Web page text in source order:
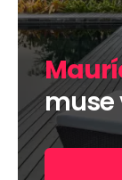
muse